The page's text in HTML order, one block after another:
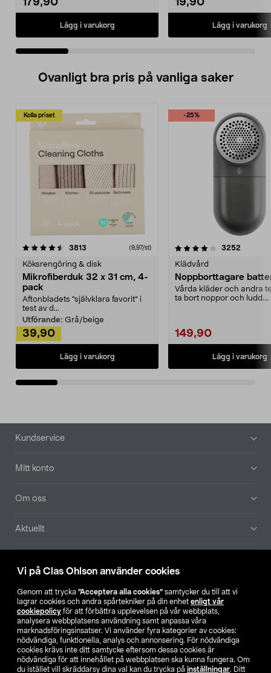
Vi på Clas Ohlson använder cookies
Genom att trycka ”Acceptera alla cookies” samtycker du till att vi
lagrar cookies och andra spårtekniker på din enhet enligt vår
cookiepolicy för att förbättra upplevelsen på vår webbplats,
analysera webbplatsens användning samt anpassa våra
marknadsföringsinsatser. Vi använder fyra kategorier av cookies:
nödvändiga, funktionella, analys och annonsering. För nödvändiga
cookies krävs inte ditt samtycke eftersom dessa cookies är
nödvändiga för att innehållet på webbplatsen ska kunna fungera. Om
du istället vill skräddarsy dina val kan du trycka på inställningar. Ditt
179,90
Lägg i varukorg
19,90
Lägg i varukorg
Ovanligt bra pris på vanliga saker
Kolla priset
3813 (9,97/st)
Köksrengöring & disk
Mikrofiberduk 32 x 31 cm, 4-
pack
Aftonbladets "självklara favorit” i
test av d...
Utförande: Grå/beige
39,90
Lägg i varukorg
-25%
4.0av 5 stjärnor 3252
Klädvård
Noppborttagare
Vårda kläder och andra
ta bort noppor och ludd.
149,90
Lägg i varukorg
4.5av 5 stjärnor
Sidfot
Kundservice
Mitt konto
Om oss
Aktuellt
Hitta butik
SE NO FI